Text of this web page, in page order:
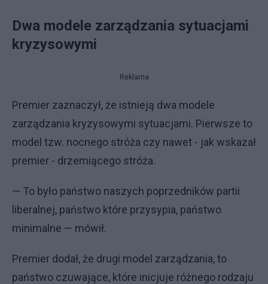
Dwa modele zarządzania sytuacjami
kryzysowymi
Reklama
Premier zaznaczył, że istnieją dwa modele
zarządzania kryzysowymi sytuacjami. Pierwsze to
model tzw. nocnego stróża czy nawet - jak wskazał
premier - drzemiącego stróża.
— To było państwo naszych poprzedników partii
liberalnej, państwo które przysypia, państwo
minimalne — mówił.
Premier dodał, że drugi model zarządzania, to
państwo czuwające, które inicjuje różnego rodzaju